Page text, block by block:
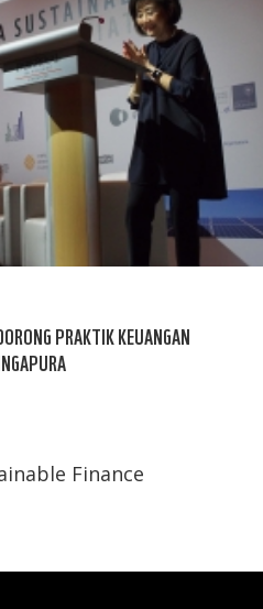
PRAKTIK KEUANGAN
Finance